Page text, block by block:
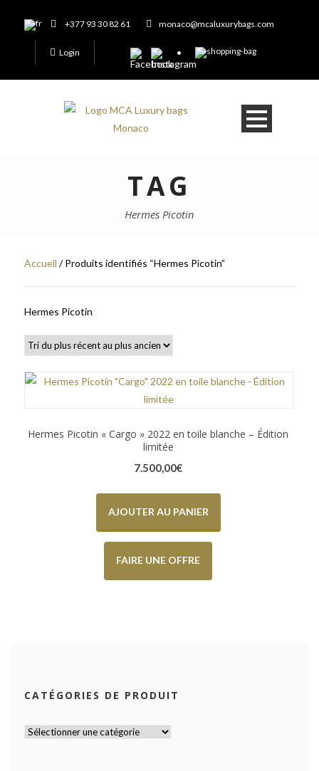
+377 93 30 82 61 monaco@mcaluxurybags.com
Login
TAG
Hermes Picotin
Accueil / Produits identifiés “Hermes Picotin”
Hermes Picotin
Hermes Picotin « Cargo » 2022 en toile blanche – Édition
limitée
7.500,00€
AJOUTER AU PANIER
FAIRE UNE OFFRE
CATÉGORIES DE PRODUIT